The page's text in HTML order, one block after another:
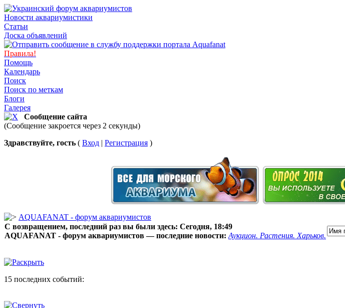
Новости аквариумистики
Статьи
Доска объявлений
Правила!
Помощь
Календарь
Поиск
Поиск по меткам
Блоги
Галерея
Сообщение сайта
(Сообщение закроется через 2 секунды)
Здравствуйте, гость ( Вход | Регистрация )
AQUAFANAT - форум аквариумистов
С возвращением, последний раз вы были здесь: Сегодня, 18:49
AQUAFANAT - форум аквариумистов — последние новости: Аукцион. Растения. Харьков.
15 последних событий: